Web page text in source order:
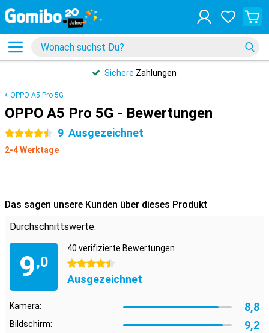
Sichere Zahlungen
OPPO A5 Pro 5G
OPPO A5 Pro 5G - Bewertungen
4.5 Sterne 9 Ausgezeichnet
2-4 Werktage
Das sagen unsere Kunden über dieses Produkt
Durchschnittswerte:
9,0
40 verifizierte Bewertungen
4.5 Sterne
Ausgezeichnet
Kamera: 8,8
Bildschirm: 9,2